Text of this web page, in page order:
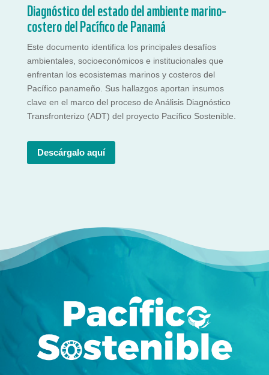
Diagnóstico del estado del ambiente marino-
costero del Pacífico de Panamá
Este documento identifica los principales desafíos
ambientales, socioeconómicos e institucionales que
enfrentan los ecosistemas marinos y costeros del
Pacífico panameño. Sus hallazgos aportan insumos
clave en el marco del proceso de Análisis Diagnóstico
Transfronterizo (ADT) del proyecto Pacífico Sostenible.
Descárgalo aquí